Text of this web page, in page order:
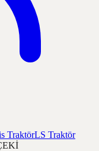
TraktörLS Traktör